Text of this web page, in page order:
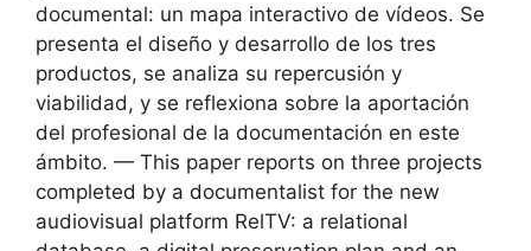
documental: un mapa interactivo de vídeos. Se
presenta el diseño y desarrollo de los tres
productos, se analiza su repercusión y
viabilidad, y se reflexiona sobre la aportación
del profesional de la documentación en este
ámbito. — This paper reports on three projects
completed by a documentalist for the new
audiovisual platform RelTV: a relational